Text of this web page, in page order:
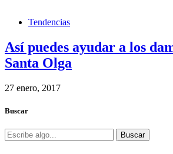
Tendencias
Así puedes ayudar a los
Santa Olga
27 enero, 2017
Buscar
Buscar